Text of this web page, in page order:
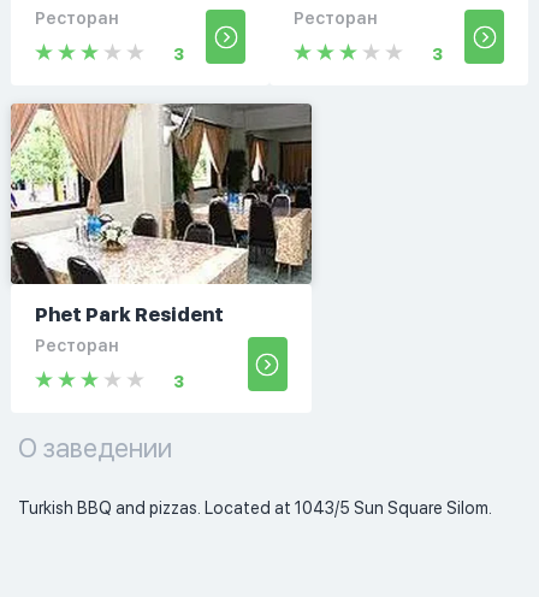
Ресторан
3
Ресторан
3
Phet Park Resident
Ресторан
3
О заведении
Turkish BBQ and pizzas. Located at 1043/5 Sun Square Silom.